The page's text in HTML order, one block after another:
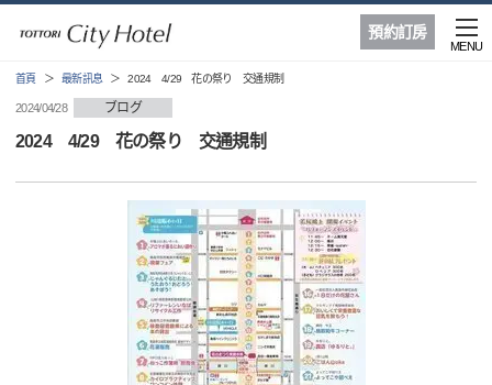
預約訂房
MENU
首頁 最新訊息 2024 4/29 花の祭り 交通規制
2024/04/28 ブログ
2024 4/29 花の祭り 交通規制